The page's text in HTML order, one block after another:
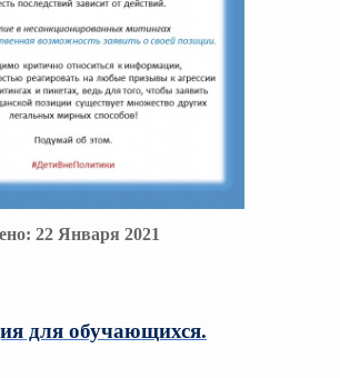
22 Января 2021
для обучающихся.